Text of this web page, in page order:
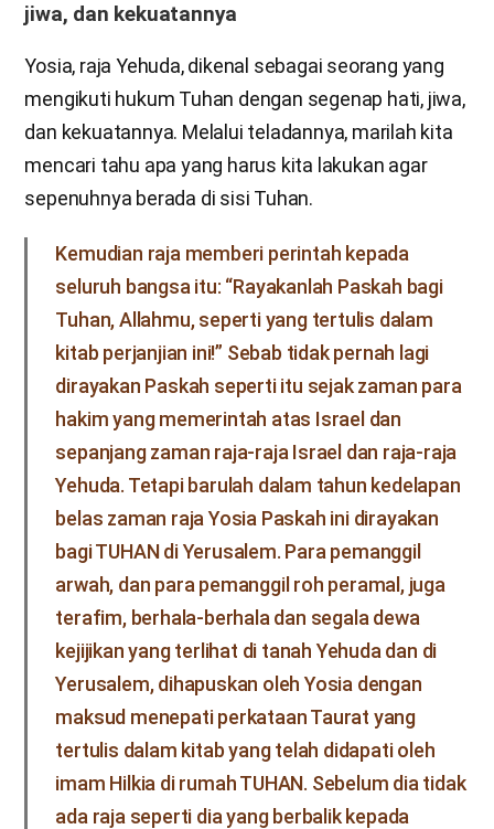
jiwa, dan kekuatannya
Yosia, raja Yehuda, dikenal sebagai seorang yang
mengikuti hukum Tuhan dengan segenap hati, jiwa,
dan kekuatannya. Melalui teladannya, marilah kita
mencari tahu apa yang harus kita lakukan agar
sepenuhnya berada di sisi Tuhan.
Kemudian raja memberi perintah kepada
seluruh bangsa itu: “Rayakanlah Paskah bagi
Tuhan, Allahmu, seperti yang tertulis dalam
kitab perjanjian ini!” Sebab tidak pernah lagi
dirayakan Paskah seperti itu sejak zaman para
hakim yang memerintah atas Israel dan
sepanjang zaman raja-raja Israel dan raja-raja
Yehuda. Tetapi barulah dalam tahun kedelapan
belas zaman raja Yosia Paskah ini dirayakan
bagi TUHAN di Yerusalem. Para pemanggil
arwah, dan para pemanggil roh peramal, juga
terafim, berhala-berhala dan segala dewa
kejijikan yang terlihat di tanah Yehuda dan di
Yerusalem, dihapuskan oleh Yosia dengan
maksud menepati perkataan Taurat yang
tertulis dalam kitab yang telah didapati oleh
imam Hilkia di rumah TUHAN. Sebelum dia tidak
ada raja seperti dia yang berbalik kepada